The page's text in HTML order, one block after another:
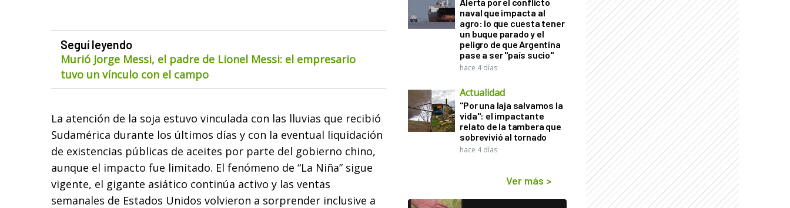
Seguí leyendo
Murió Jorge Messi, el padre de Lionel Messi: el empresario
tuvo un vínculo con el campo
La atención de la soja estuvo vinculada con las lluvias que recibió
Sudamérica durante los últimos días y con la eventual liquidación
de existencias públicas de aceites por parte del gobierno chino,
aunque el impacto fue limitado. El fenómeno de “La Niña” sigue
vigente, el gigante asiático continúa activo y las ventas
semanales de Estados Unidos volvieron a sorprender inclusive a
naval que impacta al
agro: lo que cuesta tener
un buque parado y el
peligro de que Argentina
pase a ser "país sucio"
hace 4 días
Actualidad
"Por una laja salvamos la
vida": el impactante
relato de la tambera que
sobrevivió al tornado
hace 4 días
Ver más >